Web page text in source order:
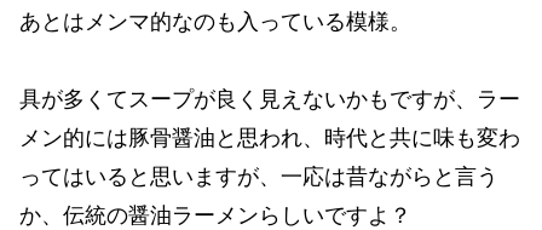
あとはメンマ的なのも入っている模様。
具が多くてスープが良く見えないかもですが、ラー
メン的には豚骨醤油と思われ、時代と共に味も変わ
ってはいると思いますが、一応は昔ながらと言う
か、伝統の醤油ラーメンらしいですよ？